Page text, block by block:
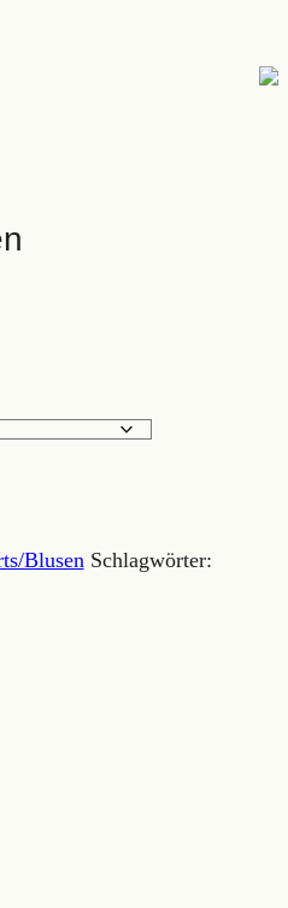
Blusen Schlagwörter: